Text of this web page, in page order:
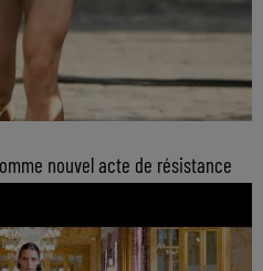
nouvel acte de résistance